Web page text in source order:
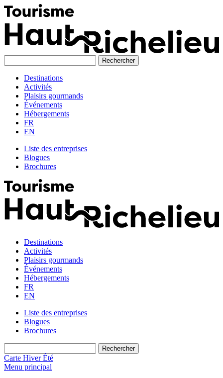
Skip
to
content
Destinations
Activités
Plaisirs gourmands
Événements
Hébergements
FR
EN
Liste des entreprises
Blogues
Brochures
Destinations
Activités
Plaisirs gourmands
Événements
Hébergements
FR
EN
Liste des entreprises
Blogues
Brochures
Carte Hiver Été
Menu principal